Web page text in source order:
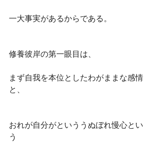
一大事実があるからである。
修養彼岸の第一眼目は、
まず自我を本位としたわがままな感情
と、
おれが自分がといううぬぼれ慢心とい
う